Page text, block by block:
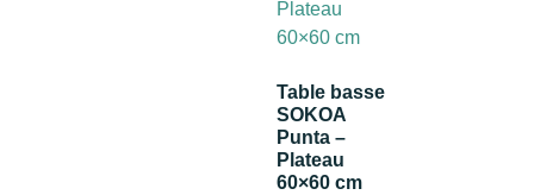
Table basse
SOKOA
Punta –
Plateau
60×60 cm